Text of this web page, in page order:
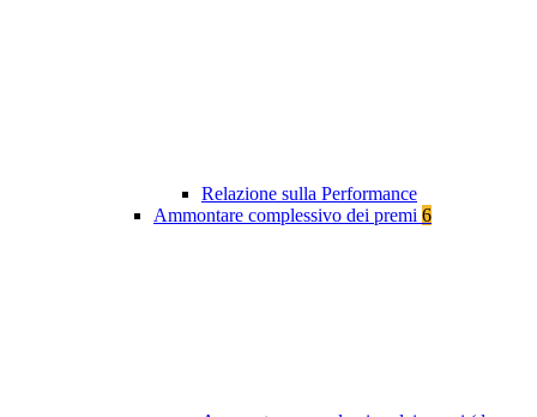
Relazione sulla Performance
Ammontare complessivo dei premi 6